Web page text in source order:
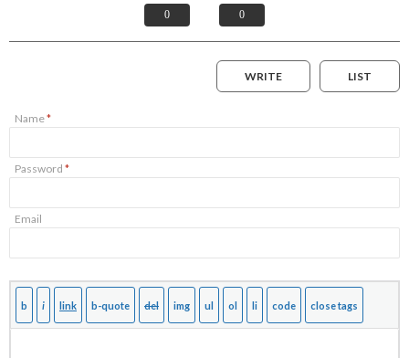
0 0
LIST
WRITE
Name*
Password *
Email